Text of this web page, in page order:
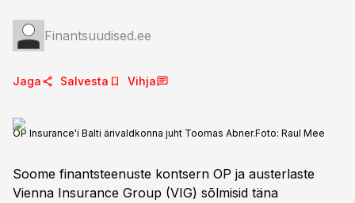
Finantsuudised.ee
Jaga Salvesta Vihja
OP Insurance'i Balti ärivaldkonna juht Toomas Abner.Foto: Raul Mee
Soome finantsteenuste kontsern OP ja austerlaste
Vienna Insurance Group (VIG) sõlmisid täna